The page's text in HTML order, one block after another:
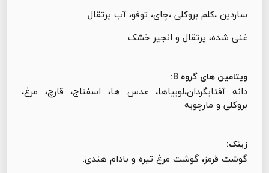
ساردین ،کلم بروکلی ،چای، توفو، آب پرتقال
غنی شده، پرتقال و انجیر خشک
ویتامین های گروه B:
دانه آفتابگردان،لوبیاها، عدس ها، اسفناج، قارچ، مرغ،
بروکلی و مارچوبه
زینک:
گوشت قرمز، گوشت مرغ تیره و بادام هندی.